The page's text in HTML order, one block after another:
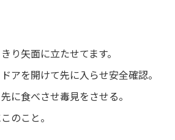
り矢面に立たせてます。
アを開けて先に入らせ安全確認。
に食べさせ毒見をさせる。
のこと。